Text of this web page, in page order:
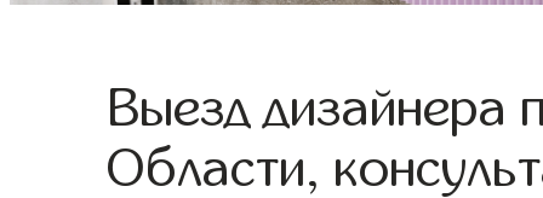
Выезд дизайнера
Области,